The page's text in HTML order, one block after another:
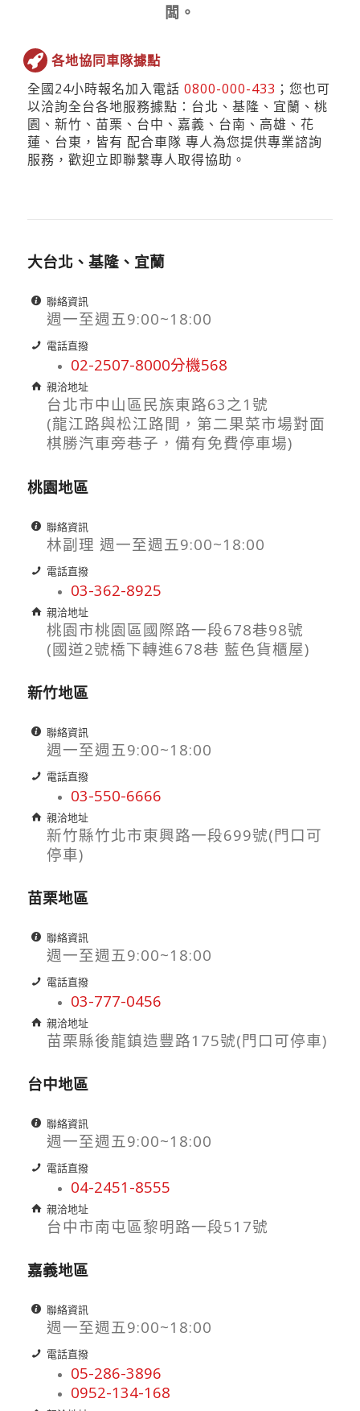
闆。
各地協同車隊據點
全國24小時報名加入電話 0800-000-433 ；您也可
以洽詢全台各地服務據點：台北、基隆、宜蘭、桃
園、新竹、苗栗、台中、嘉義、台南、高雄、花
蓮、台東，皆有 配合車隊 專人為您提供專業諮詢
服務，歡迎立即聯繫專人取得協助。
大台北、基隆、宜蘭
聯絡資訊
週一至週五9:00~18:00
電話直撥
02-2507-8000分機568
親洽地址
台北市中山區民族東路63之1號
(龍江路與松江路間，第二果菜市場對面
棋勝汽車旁巷子，備有免費停車場)
桃園地區
聯絡資訊
林副理 週一至週五9:00~18:00
電話直撥
03-362-8925
親洽地址
桃園市桃園區國際路一段678巷98號
(國道2號橋下轉進678巷 藍色貨櫃屋)
新竹地區
聯絡資訊
週一至週五9:00~18:00
電話直撥
03-550-6666
親洽地址
新竹縣竹北市東興路一段699號(門口可
停車)
苗栗地區
聯絡資訊
週一至週五9:00~18:00
電話直撥
03-777-0456
親洽地址
苗栗縣後龍鎮造豐路175號(門口可停車)
台中地區
聯絡資訊
週一至週五9:00~18:00
電話直撥
04-2451-8555
親洽地址
台中市南屯區黎明路一段517號
嘉義地區
聯絡資訊
週一至週五9:00~18:00
電話直撥
05-286-3896
0952-134-168